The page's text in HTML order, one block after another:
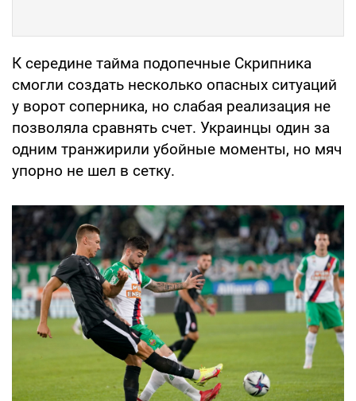
К середине тайма подопечные Скрипника
смогли создать несколько опасных ситуаций
у ворот соперника, но слабая реализация не
позволяла сравнять счет. Украинцы один за
одним транжирили убойные моменты, но мяч
упорно не шел в сетку.